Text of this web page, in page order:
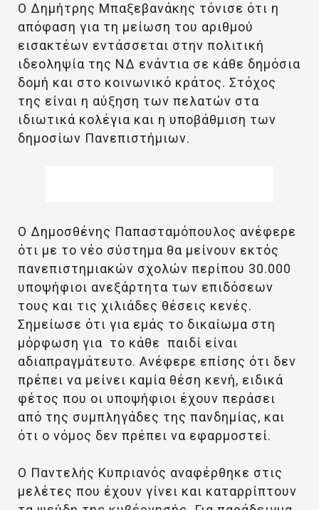
Ο Δημήτρης Μπαξεβανάκης τόνισε ότι η
απόφαση για τη μείωση του αριθμού
εισακτέων εντάσσεται στην πολιτική
ιδεοληψία της ΝΔ ενάντια σε κάθε δημόσια
δομή και στο κοινωνικό κράτος. Στόχος
της είναι η αύξηση των πελατών στα
ιδιωτικά κολέγια και η υποβάθμιση των
δημοσίων Πανεπιστήμιων.
Ο Δημοσθένης Παπασταμόπουλος ανέφερε
ότι με το νέο σύστημα θα μείνουν εκτός
πανεπιστημιακών σχολών περίπου 30.000
υποψήφιοι ανεξάρτητα των επιδόσεων
τους και τις χιλιάδες θέσεις κενές.
Σημείωσε ότι για εμάς το δικαίωμα στη
μόρφωση για το κάθε παιδί είναι
αδιαπραγμάτευτο. Ανέφερε επίσης ότι δεν
πρέπει να μείνει καμία θέση κενή, ειδικά
φέτος που οι υποψήφιοι έχουν περάσει
από της συμπληγάδες της πανδημίας, και
ότι ο νόμος δεν πρέπει να εφαρμοστεί.
Ο Παντελής Κυπριανός αναφέρθηκε στις
μελέτες που έχουν γίνει και καταρρίπτουν